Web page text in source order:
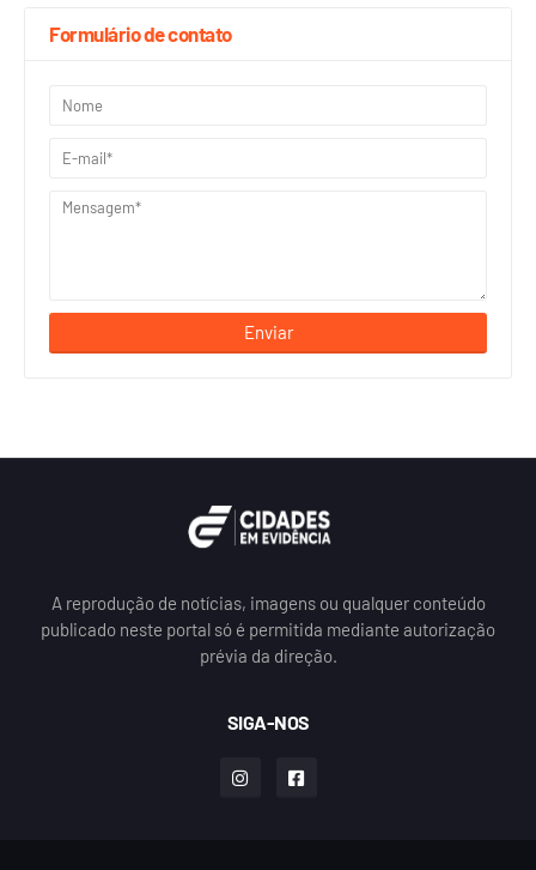
Formulário de contato
A reprodução de notícias, imagens ou qualquer conteúdo
publicado neste portal só é permitida mediante autorização
prévia da direção.
SIGA-NOS